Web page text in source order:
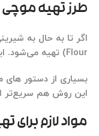
طرز تهیه موچی
اگر تا به حال به
Flour) تهیه می‌شود.
بسیاری از دستور های
این روش هم سریع‌تر
مواد لازم برای